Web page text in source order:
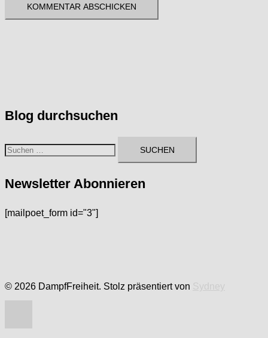
Blog durchsuchen
Suchen
Newsletter Abonnieren
[mailpoet_form id="3"]
© 2026 DampfFreiheit. Stolz präsentiert von